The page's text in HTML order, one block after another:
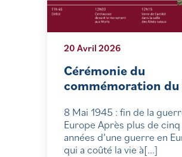
20 Avril 2026
Cérémonie du
commémoration
8 Mai 1945 : fin de la
Europe Après plus de cinq
années d’une guerre en
qui a coûté la vie à[...]